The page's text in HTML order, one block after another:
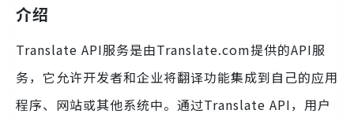
介绍
Translate API服务是由Translate.com提供的API服
务，它允许开发者和企业将翻译功能集成到自己的应用
程序、网站或其他系统中。通过Translate API，用户